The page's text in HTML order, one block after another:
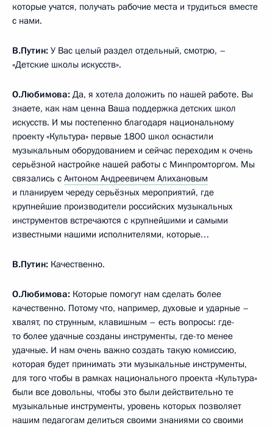
которые учатся, получать рабочие места и трудиться вместе
с нами.
В.Путин: У Вас целый раздел отдельный, смотрю, –
«Детские школы искусств».
О.Любимова: Да, я хотела доложить по нашей работе. Вы
знаете, как нам ценна Ваша поддержка детских школ
искусств. И мы постепенно благодаря национальному
проекту «Культура» первые 1800 школ оснастили
музыкальным оборудованием и сейчас переходим к очень
серьёзной настройке нашей работы с Минпромторгом. Мы
связались с Антоном Андреевичем Алихановым
и планируем череду серьёзных мероприятий, где
крупнейшие производители российских музыкальных
инструментов встречаются с крупнейшими и самыми
известными нашими исполнителями, которые…
В.Путин: Качественно.
О.Любимова: Которые помогут нам сделать более
качественно. Потому что, например, духовые и ударные –
хвалят, по струнным, клавишным – есть вопросы: где-
то более удачные созданы инструменты, где-то менее
удачные. И нам очень важно создать такую комиссию,
которая будет принимать эти музыкальные инструменты,
для того чтобы в рамках национального проекта «Культура»
были все довольны, чтобы это были действительно те
музыкальные инструменты, уровень которых позволяет
нашим педагогам делиться своими знаниями со своими